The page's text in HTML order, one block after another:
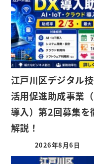
江戸川区デジタル
活用促進助成事業
導入）第2回募集を
解説！
2026年8月6日